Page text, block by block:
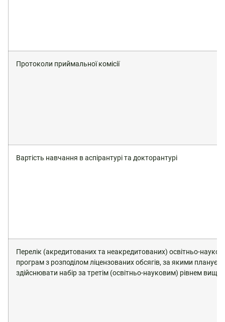
Протоколи приймальної комісії
Вартість навчання в аспірантурі та докторантурі
Перелік (акредитованих та неакредитованих) освітньо-
програм з розподілом ліцензованих обсягів, за якими
здійснювати набір за третім (освітньо-науковим) рівнем вищої